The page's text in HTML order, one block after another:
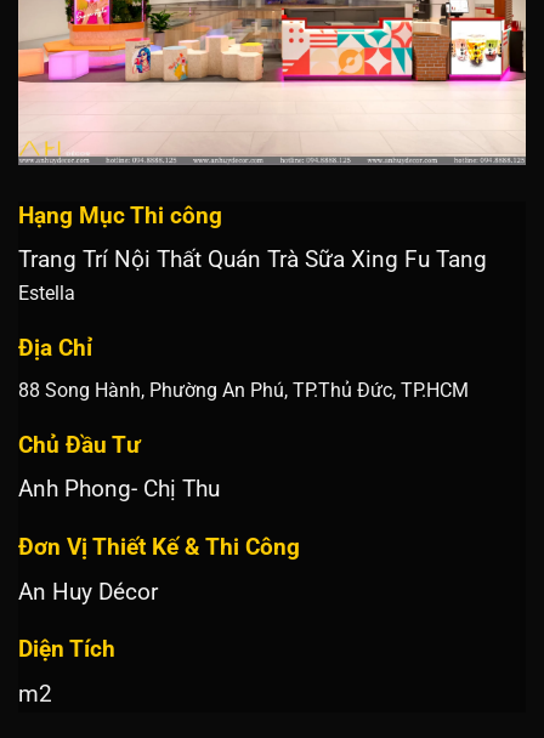
Hạng Mục Thi công
Trang Trí Nội Thất Quán Trà Sữa Xing Fu Tang
Estella
Địa Chỉ
88 Song Hành, Phường An Phú, TP.Thủ Đức, TP.HCM
Chủ Đầu Tư
Anh Phong- Chị Thu
Đơn Vị Thiết Kế & Thi Công
An Huy Décor
Diện Tích
m2